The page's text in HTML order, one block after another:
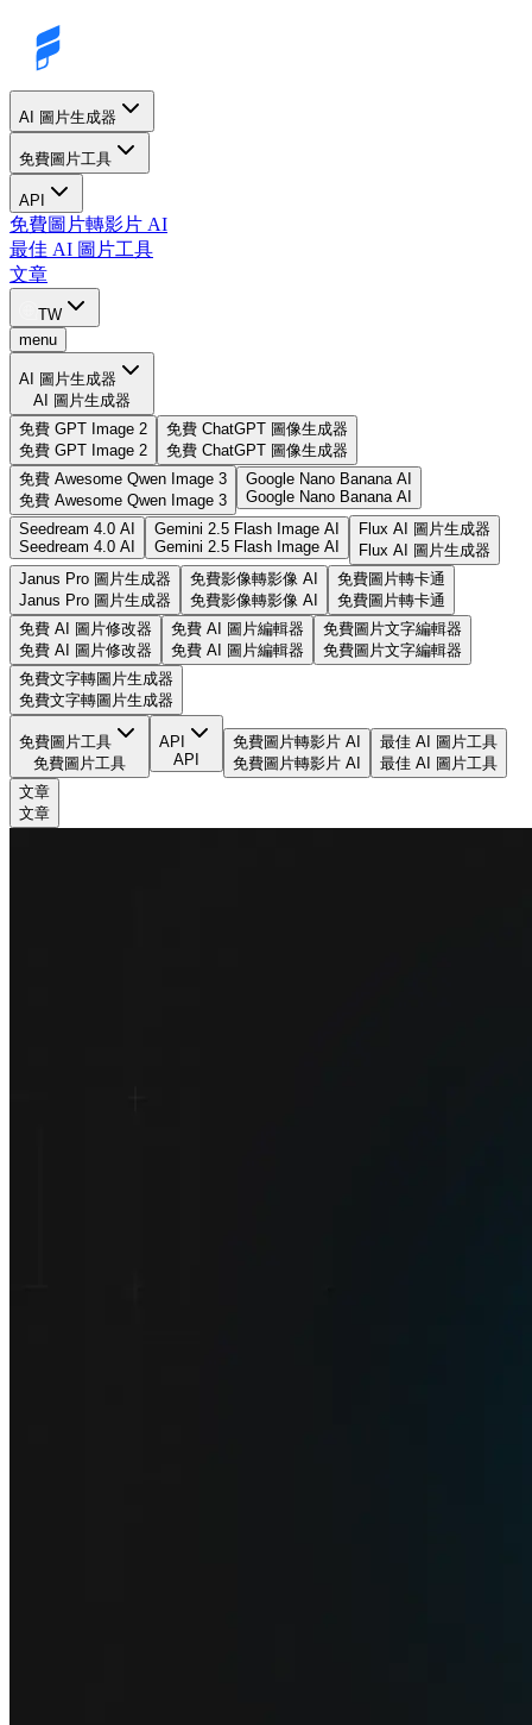
AI 圖片生成器
免費圖片工具
API
免費圖片轉影片 AI
最佳 AI 圖片工具
文章
TW
menu
AI 圖片生成器
AI 圖片生成器
免費 GPT Image 2
免費 GPT Image 2
免費 ChatGPT 圖像生成器
免費 ChatGPT 圖像生成器
免費 Awesome Qwen Image 3
免費 Awesome Qwen Image 3
Google Nano Banana AI
Google Nano Banana AI
Seedream 4.0 AI
Seedream 4.0 AI
Gemini 2.5 Flash Image AI
Gemini 2.5 Flash Image AI
Flux AI 圖片生成器
Flux AI 圖片生成器
Janus Pro 圖片生成器
Janus Pro 圖片生成器
免費影像轉影像 AI
免費影像轉影像 AI
免費圖片轉卡通
免費圖片轉卡通
免費 AI 圖片修改器
免費 AI 圖片修改器
免費 AI 圖片編輯器
免費 AI 圖片編輯器
免費圖片文字編輯器
免費圖片文字編輯器
免費文字轉圖片生成器
免費文字轉圖片生成器
免費圖片工具
免費圖片工具
API
API
免費圖片轉影片 AI
免費圖片轉影片 AI
最佳 AI 圖片工具
最佳 AI 圖片工具
文章
文章